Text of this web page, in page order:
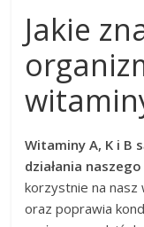
Jakie
Witaminy A, K i B
działania
korzystnie na
oraz poprawia